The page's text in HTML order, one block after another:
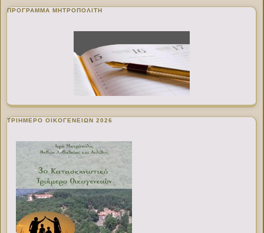
ΠΡΌΓΡΑΜΜΑ ΜΗΤΡΟΠΟΛΊΤΗ
ΤΡΙΗΜΕΡΟ ΟΙΚΟΓΕΝΕΙΩΝ 2026